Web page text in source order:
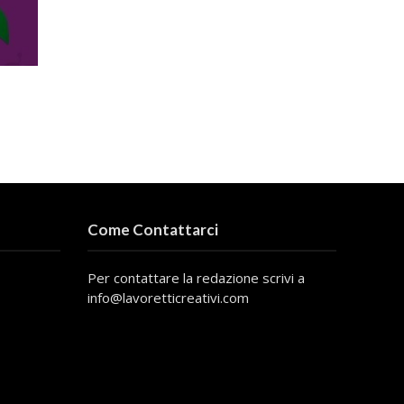
Come Contattarci
Per contattare la redazione scrivi a
info@lavoretticreativi.com